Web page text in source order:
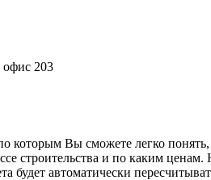
203
которым Вы сможете легко
строительства и по каким
автоматически